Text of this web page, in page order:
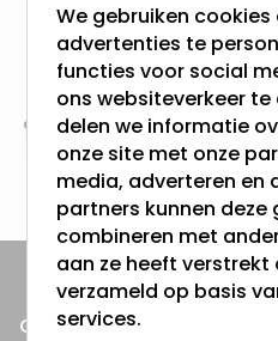
Gratis verzending +
Vanaf EUR100,- naar NL
& 100 dagen recht op
Altijd uit eigen
3000m2 - 60.000+
ONZE PRODUCTEN
We gebruiken
advertenties te
functies voor social
ons websiteverkeer te
delen we informatie
onze site met onze
media, adverteren en
partners kunnen deze
combineren met
aan ze heeft verstrekt
verzameld op basis
services.